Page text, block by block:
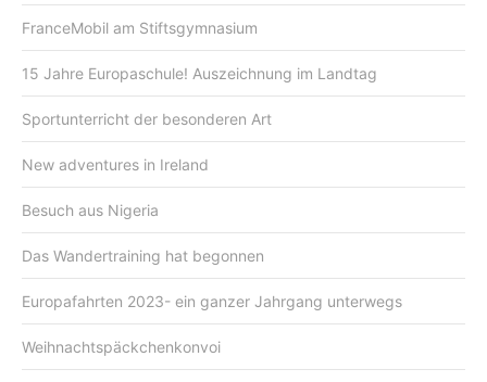
FranceMobil am Stiftsgymnasium
15 Jahre Europaschule! Auszeichnung im Landtag
Sportunterricht der besonderen Art
New adventures in Ireland
Besuch aus Nigeria
Das Wandertraining hat begonnen
Europafahrten 2023- ein ganzer Jahrgang unterwegs
Weihnachtspäckchenkonvoi